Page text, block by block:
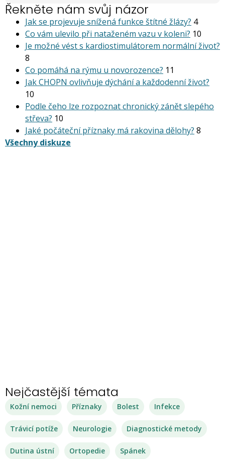
Řekněte nám svůj názor
Jak se projevuje snížená funkce štítné žlázy? 4
Co vám ulevilo při nataženém vazu v koleni? 10
Je možné vést s kardiostimu­látorem normální život?
8
Co pomáhá na rýmu u novorozence? 11
Jak CHOPN ovlivňuje dýchání a každodenní život?
10
Podle čeho lze rozpoznat chronický zánět slepého
střeva? 10
Jaké počáteční příznaky má rakovina dělohy? 8
Všechny diskuze
Nejčastější témata
Kožní nemoci Příznaky Bolest Infekce
Trávicí potíže Neurologie Diagnostické metody
Dutina ústní Ortopedie Spánek